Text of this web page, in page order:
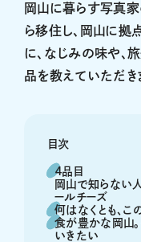
岡山に暮らす写真
ら移住し、岡山に拠
に、なじみの味や、
品を教えていただき
目次
４品目
岡山で知らない
ールチーズ
何はなくとも、こ
食が豊かな岡山
いきたい